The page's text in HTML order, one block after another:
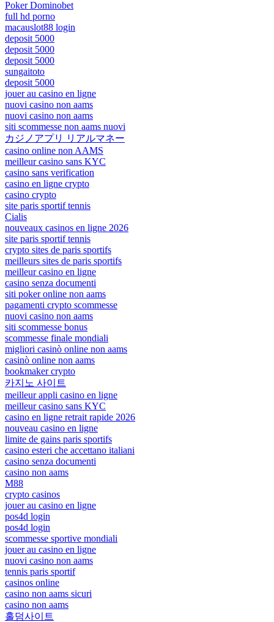
Poker Dominobet
full hd porno
macauslot88 login
deposit 5000
deposit 5000
deposit 5000
sungaitoto
deposit 5000
jouer au casino en ligne
nuovi casino non aams
nuovi casino non aams
siti scommesse non aams nuovi
カジノアプリ リアルマネー
casino online non AAMS
meilleur casino sans KYC
casino sans verification
casino en ligne crypto
casino crypto
site paris sportif tennis
Cialis
nouveaux casinos en ligne 2026
site paris sportif tennis
crypto sites de paris sportifs
meilleurs sites de paris sportifs
meilleur casino en ligne
casino senza documenti
siti poker online non aams
pagamenti crypto scommesse
nuovi casino non aams
siti scommesse bonus
scommesse finale mondiali
migliori casinò online non aams
casinò online non aams
bookmaker crypto
카지노 사이트
meilleur appli casino en ligne
meilleur casino sans KYC
casino en ligne retrait rapide 2026
nouveau casino en ligne
limite de gains paris sportifs
casino esteri che accettano italiani
casino senza documenti
casino non aams
M88
crypto casinos
jouer au casino en ligne
pos4d login
pos4d login
scommesse sportive mondiali
jouer au casino en ligne
nuovi casino non aams
tennis paris sportif
casinos online
casino non aams sicuri
casino non aams
홀덤사이트